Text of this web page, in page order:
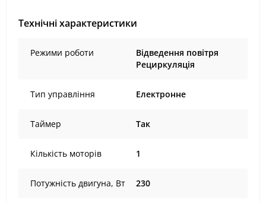
Технічні характеристики
Режими роботи
Відведення повітря
Рециркуляція
Тип управління Електронне
Таймер Так
Кількість моторів 1
Потужність двигуна, Вт 230